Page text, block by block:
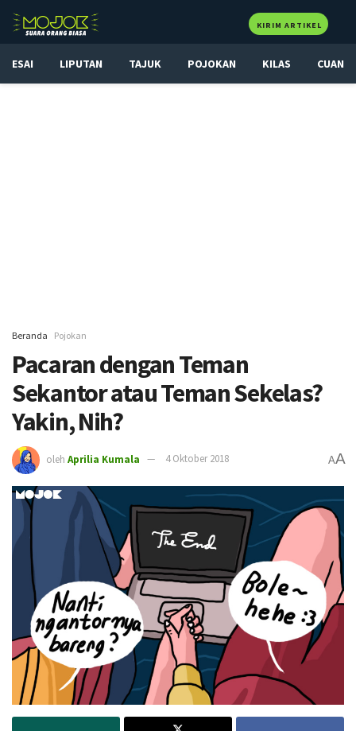
KIRIM ARTIKEL
ESAI LIPUTAN TAJUK POJOKAN KILAS CUAN
Beranda Pojokan
Pacaran dengan Teman
Sekantor atau Teman Sekelas?
Yakin, Nih?
oleh Aprilia Kumala 4 Oktober 2018 AA